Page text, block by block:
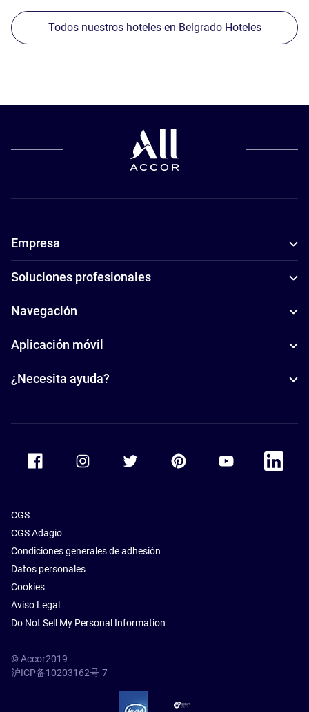
Todos nuestros hoteles en Belgrado Hoteles
Empresa
Soluciones profesionales
Navegación
Aplicación móvil
¿Necesita ayuda?
Accor Facebook Accor TwitterAccor PinterestAccor Youtube
Accor
CGS
CGS Adagio
Condiciones generales de adhesión
Datos personales
Cookies
Aviso Legal
Do Not Sell My Personal Information
© Accor2019
沪ICP备10203162号-7